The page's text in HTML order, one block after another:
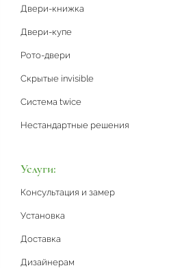
Двери-книжка
Двери-купе
Рото-двери
Скрытые invisible
Система twice
Нестандартные решения
Услуги:
Консультация и замер
Установка
Доставка
Дизайнерам